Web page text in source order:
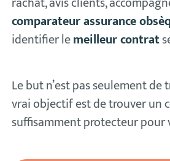
comparateur assurance
identifier lemeilleur contrat
Le but n’est pas seulement
vrai objectif est de trouver un
suffisamment protecteur pour